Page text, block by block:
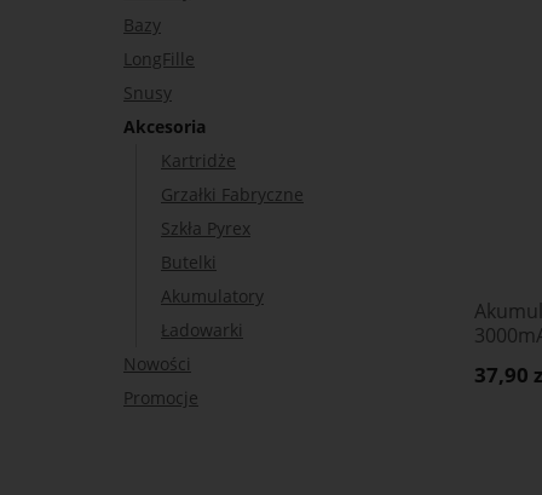
Bazy
LongFille
Snusy
Akcesoria
Kartridże
Grzałki Fabryczne
Szkła Pyrex
Butelki
Akumulatory
Ładowarki
Nowości
Promocje
37,90